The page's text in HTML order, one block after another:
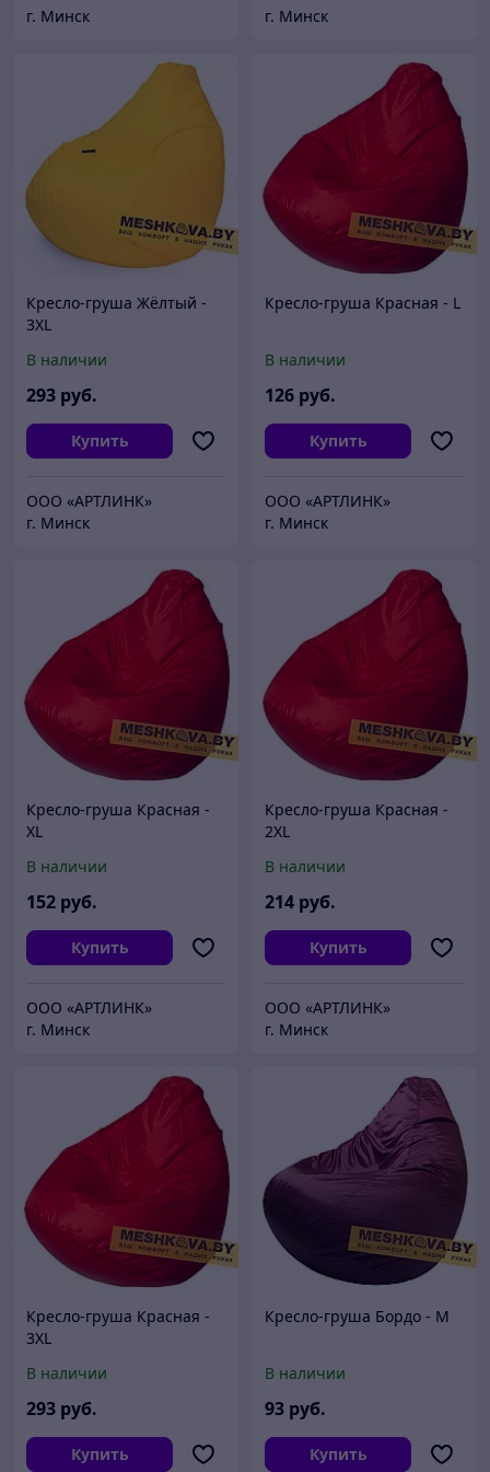
г. Минск
г. Минск
Кресло-груша Жёлтый -
3XL
В наличии
293 руб.
Купить
ООО «АРТЛИНК»
г. Минск
Кресло-груша Красная - L
В наличии
126 руб.
Купить
ООО «АРТЛИНК»
г. Минск
Кресло-груша Красная -
XL
В наличии
152 руб.
Купить
ООО «АРТЛИНК»
г. Минск
Кресло-груша Красная -
2XL
В наличии
214 руб.
Купить
ООО «АРТЛИНК»
г. Минск
Кресло-груша Красная -
3XL
В наличии
293 руб.
Купить
Кресло-груша Бордо - M
В наличии
93 руб.
Купить